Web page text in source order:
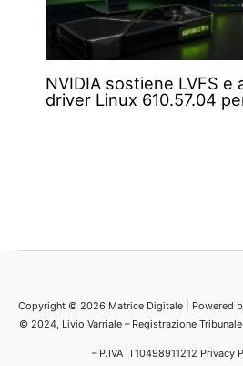
NVIDIA sostiene LVFS e
driver Linux 610.57.04
Copyright © 2026 Matrice Digitale | Powered
© 2024, Livio Varriale – Registrazione
– P.IVA IT10498911212 Privacy